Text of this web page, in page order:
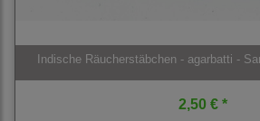
Indische Räucherstäbchen - agarbatti -
2,50 € *